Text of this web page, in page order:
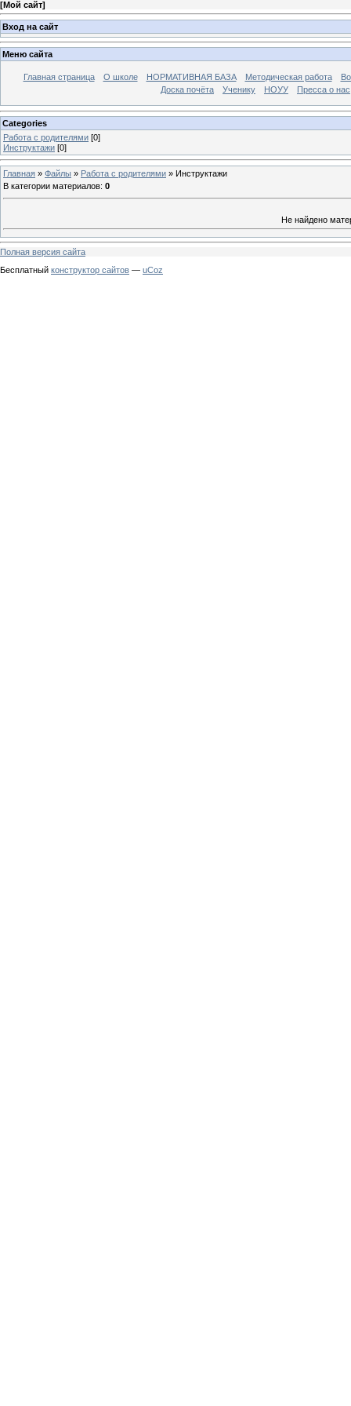
[Мой сайт]
Вход на сайт
Меню сайта
Главная страница О школе НОРМАТИВНАЯ БАЗА Методическая работа
Доска почёта
Ученику НОУУ Пресса о нас
Categories
Работа с родителями [0]
Инструктажи [0]
Главная » Файлы » Работа с родителями » Инструктажи
В категории материалов: 0
Не найдено
Полная версия сайта
Бесплатный конструктор сайтов — uCoz